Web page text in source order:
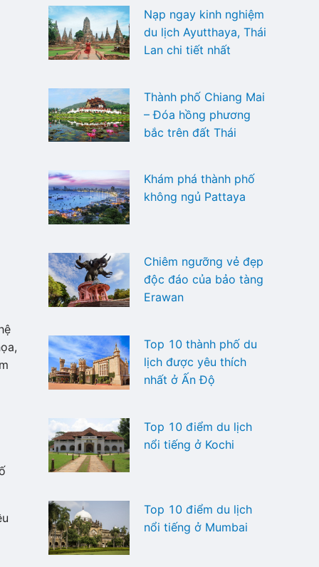
Nạp ngay kinh nghiệm
du lịch Ayutthaya, Thái
Lan chi tiết nhất
Thành phố Chiang Mai
– Đóa hồng phương
bắc trên đất Thái
Khám phá thành phố
không ngủ Pattaya
Chiêm ngưỡng vẻ đẹp
độc đáo của bảo tàng
Erawan
Top 10 thành phố du
lịch được yêu thích
nhất ở Ấn Độ
Top 10 điểm du lịch
nổi tiếng ở Kochi
Top 10 điểm du lịch
nổi tiếng ở Mumbai